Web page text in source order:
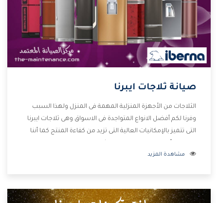
صيانة ثلاجات ايبرنا
الثلاجات من الأجهزة المنزلية المهمة فى المنزل ولهذا السبب
وفرنا لكم أفضل الانواع المتواجدة فى الاسواق وهى ثلاجات ايبرنا
التى تتميز بالإمكانيات العالية التى تزيد من كفاءة المنتج كما أننا
المميزات تتوافر بأفضل الاسعار المناسبة لجميع العملاء
مشاهدة المزيد